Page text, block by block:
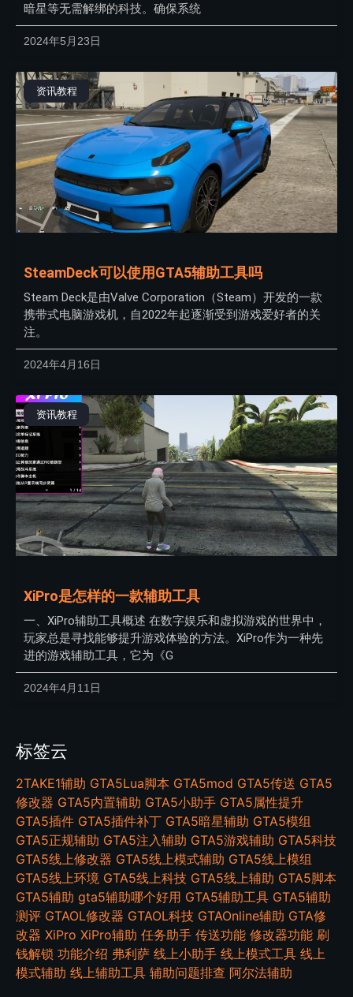
暗星等无需解绑的科技。确保系统
2024年5月23日
资讯教程
SteamDeck可以使用GTA5辅助工具吗
Steam Deck是由Valve Corporation（Steam）开发的一款
携带式电脑游戏机，自2022年起逐渐受到游戏爱好者的关
注。
2024年4月16日
资讯教程
XiPro是怎样的一款辅助工具
一、XiPro辅助工具概述 在数字娱乐和虚拟游戏的世界中，
玩家总是寻找能够提升游戏体验的方法。XiPro作为一种先
进的游戏辅助工具，它为《G
2024年4月11日
标签云
2TAKE1辅助 GTA5Lua脚本 GTA5mod GTA5传送 GTA5
修改器 GTA5内置辅助 GTA5小助手 GTA5属性提升
GTA5插件 GTA5插件补丁 GTA5暗星辅助 GTA5模组
GTA5正规辅助 GTA5注入辅助 GTA5游戏辅助 GTA5科技
GTA5线上修改器 GTA5线上模式辅助 GTA5线上模组
GTA5线上环境 GTA5线上科技 GTA5线上辅助 GTA5脚本
GTA5辅助 gta5辅助哪个好用 GTA5辅助工具 GTA5辅助
测评 GTAOL修改器 GTAOL科技 GTAOnline辅助 GTA修
改器 XiPro XiPro辅助 任务助手 传送功能 修改器功能 刷
钱解锁 功能介绍 弗利萨 线上小助手 线上模式工具 线上
模式辅助 线上辅助工具 辅助问题排查 阿尔法辅助